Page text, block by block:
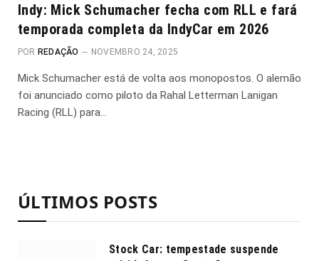
Indy: Mick Schumacher fecha com RLL e fará
temporada completa da IndyCar em 2026
POR REDAÇÃO NOVEMBRO 24, 2025
Mick Schumacher está de volta aos monopostos. O alemão
foi anunciado como piloto da Rahal Letterman Lanigan
Racing (RLL) para…
ÚLTIMOS POSTS
Stock Car: tempestade suspende